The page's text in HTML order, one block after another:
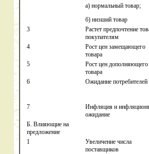
а) нормальный товар;
б) низший товар
3
Растет предпочтение
покупателям
4
Рост цен замещающего
товара
5
Рост цен дополняющего
товара
6
Ожидание потребителей
7
Инфляция и
ожидание
Б. Влияющие на
предложение
1
Увеличение числа
поставщиков